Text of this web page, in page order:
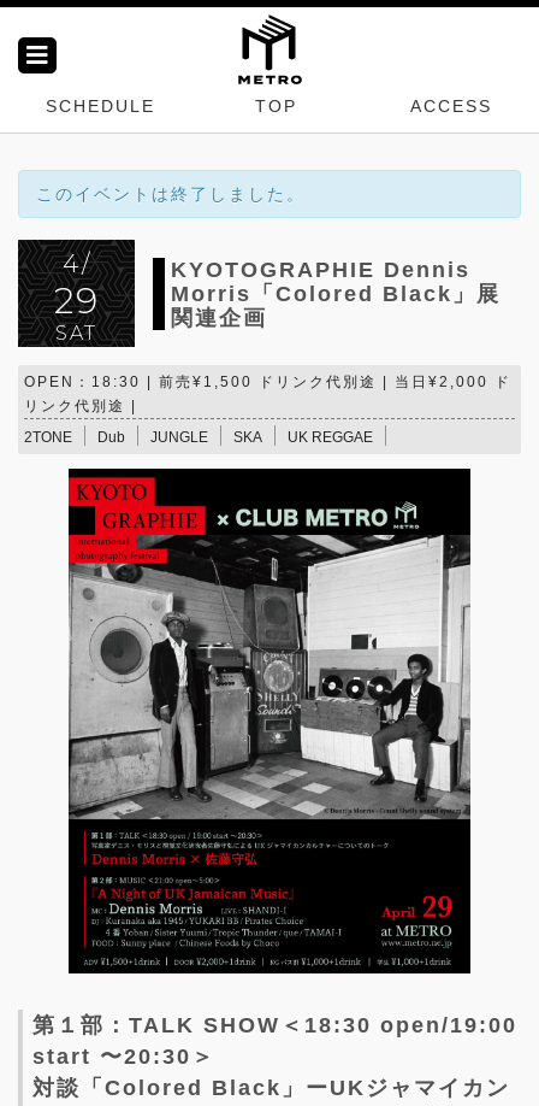
SCHEDULE TOP ACCESS
このイベントは終了しました。
4/
29
SAT
KYOTOGRAPHIE Dennis
Morris「Colored Black」展
関連企画
OPEN：18:30 | 前売¥1,500 ドリンク代別途 | 当日¥2,000 ド
リンク代別途 |
2TONE
Dub JUNGLE SKA UK REGGAE
第１部：TALK SHOW＜18:30 open/19:00
start 〜20:30＞
対談「Colored Black」ーUKジャマイカン